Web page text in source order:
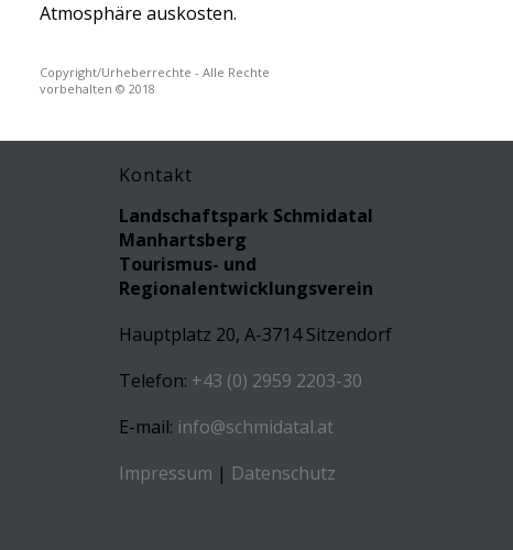
Atmosphäre auskosten.
Copyright/Urheberrechte - Alle Rechte
vorbehalten © 2018
Kontakt
Landschaftspark Schmidatal
Manhartsberg
Tourismus- und
Regionalentwicklungsverein
Hauptplatz 20, A-3714 Sitzendorf
Telefon: +43 (0) 2959 2203-30
E-mail: info@schmidatal.at
Impressum | Datenschutz